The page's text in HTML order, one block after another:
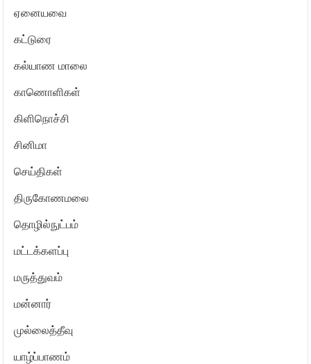
ஏனையவை
கட்டுரை
கல்யாண மாலை
காணொளிகள்
கிளிநொச்சி
சினிமா
செய்திகள்
திருகோணமலை
தொழில்நுட்பம்
மட்டக்களப்பு
மருத்துவம்
மன்னார்
முல்லைத்தீவு
யாழ்ப்பாணம்